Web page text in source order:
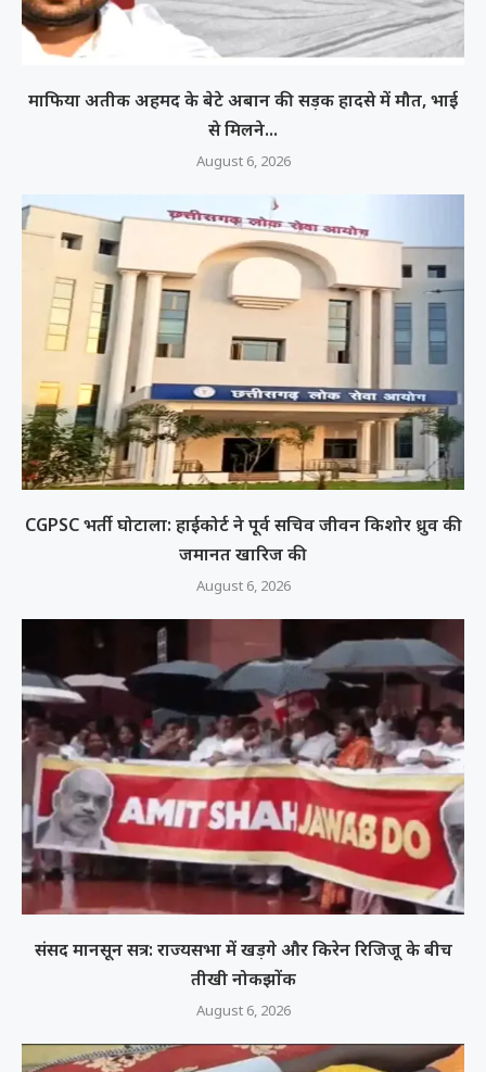
माफिया अतीक अहमद के बेटे अबान की सड़क हादसे में मौत, भाई
से मिलने...
August 6, 2026
CGPSC भर्ती घोटाला: हाईकोर्ट ने पूर्व सचिव जीवन किशोर ध्रुव की
जमानत खारिज की
August 6, 2026
संसद मानसून सत्र: राज्यसभा में खड़गे और किरेन रिजिजू के बीच
तीखी नोकझोंक
August 6, 2026